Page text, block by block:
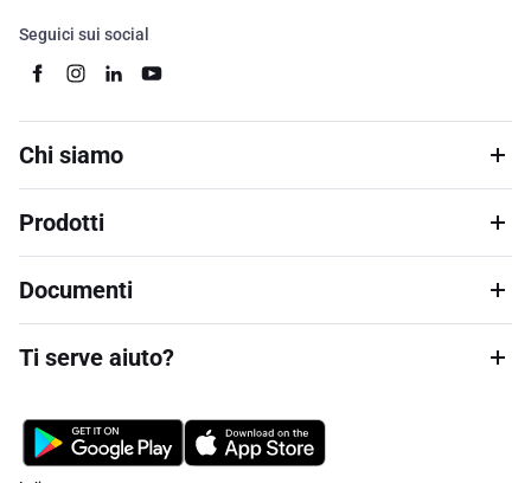
Seguici sui social
Chi siamo
Prodotti
Documenti
Ti serve aiuto?